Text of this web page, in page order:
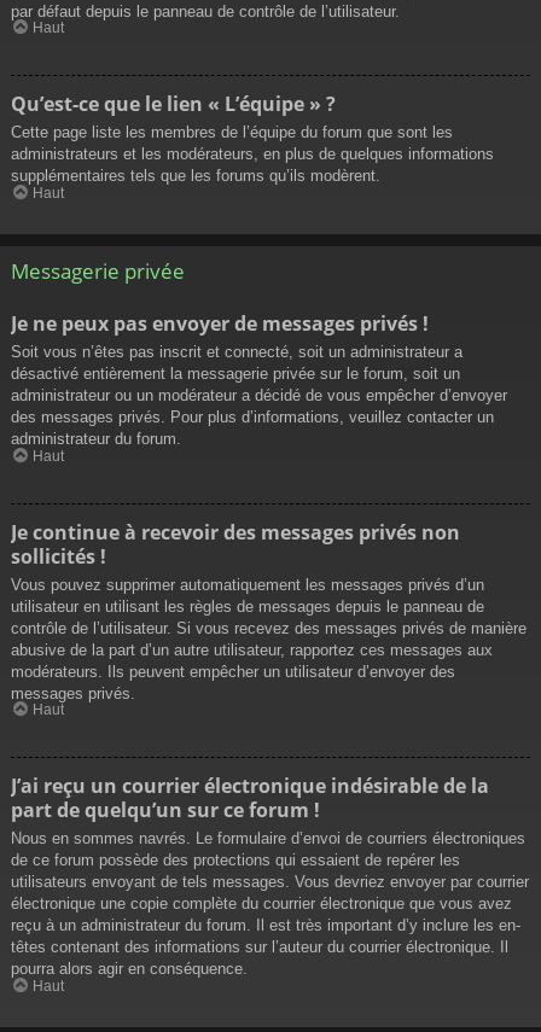
par défaut depuis le panneau de contrôle de l’utilisateur.
Haut
Qu’est-ce que le lien « L’équipe » ?
Cette page liste les membres de l’équipe du forum que sont les
administrateurs et les modérateurs, en plus de quelques informations
supplémentaires tels que les forums qu’ils modèrent.
Haut
Messagerie privée
Je ne peux pas envoyer de messages privés !
Soit vous n’êtes pas inscrit et connecté, soit un administrateur a
désactivé entièrement la messagerie privée sur le forum, soit un
administrateur ou un modérateur a décidé de vous empêcher d’envoyer
des messages privés. Pour plus d’informations, veuillez contacter un
administrateur du forum.
Haut
Je continue à recevoir des messages privés non
sollicités !
Vous pouvez supprimer automatiquement les messages privés d’un
utilisateur en utilisant les règles de messages depuis le panneau de
contrôle de l’utilisateur. Si vous recevez des messages privés de manière
abusive de la part d’un autre utilisateur, rapportez ces messages aux
modérateurs. Ils peuvent empêcher un utilisateur d’envoyer des
messages privés.
Haut
J’ai reçu un courrier électronique indésirable de la
part de quelqu’un sur ce forum !
Nous en sommes navrés. Le formulaire d’envoi de courriers électroniques
de ce forum possède des protections qui essaient de repérer les
utilisateurs envoyant de tels messages. Vous devriez envoyer par courrier
électronique une copie complète du courrier électronique que vous avez
reçu à un administrateur du forum. Il est très important d’y inclure les en-
têtes contenant des informations sur l’auteur du courrier électronique. Il
pourra alors agir en conséquence.
Haut